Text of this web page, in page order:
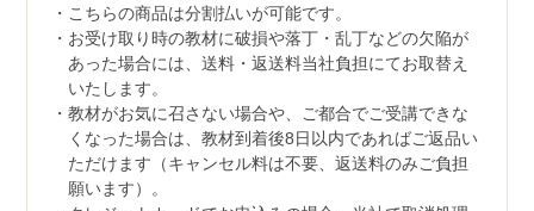
こちらの商品は分割払いが可能です。
お受け取り時の教材に破損や落丁・乱丁などの欠陥が
あった場合には、送料・返送料当社負担にてお取替え
いたします。
教材がお気に召さない場合や、ご都合でご受講できな
くなった場合は、教材到着後8日以内であればご返品い
ただけます（キャンセル料は不要、返送料のみご負担
願います）。